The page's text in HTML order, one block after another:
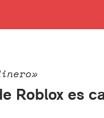
Roblox es